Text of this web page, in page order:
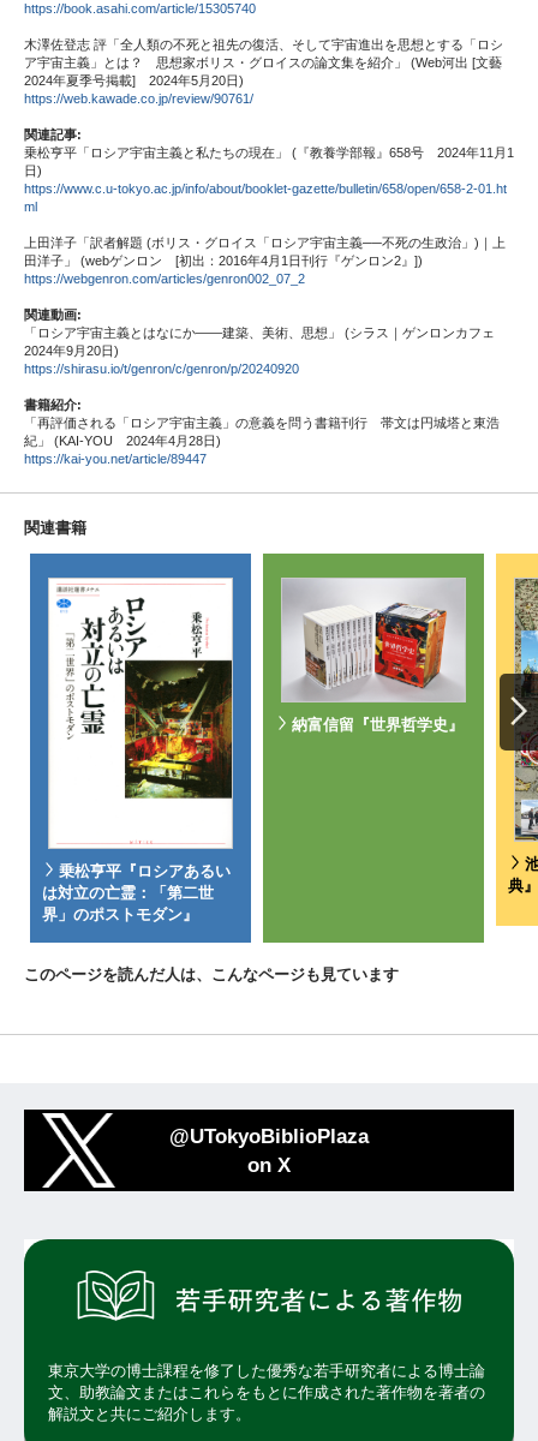
https://book.asahi.com/article/15305740
木澤佐登志 評「全人類の不死と祖先の復活、そして宇宙進出を思想とする「ロシ
ア宇宙主義」とは？ 思想家ボリス・グロイスの論文集を紹介」 (Web河出 [文藝
2024年夏季号掲載] 2024年5月20日)
https://web.kawade.co.jp/review/90761/
関連記事:
乗松亨平「ロシア宇宙主義と私たちの現在」 (『教養学部報』658号 2024年11月1
日)
https://www.c.u-tokyo.ac.jp/info/about/booklet-gazette/bulletin/658/open/658-2-01.ht
ml
上田洋子「訳者解題 (ボリス・グロイス「ロシア宇宙主義──不死の生政治」)｜上
田洋子」 (webゲンロン [初出：2016年4月1日刊行『ゲンロン2』])
https://webgenron.com/articles/genron002_07_2
関連動画:
「ロシア宇宙主義とはなにか――建築、美術、思想」 (シラス｜ゲンロンカフェ
2024年9月20日)
https://shirasu.io/t/genron/c/genron/p/20240920
書籍紹介:
「再評価される「ロシア宇宙主義」の意義を問う書籍刊行 帯文は円城塔と東浩
紀」 (KAI-YOU 2024年4月28日)
https://kai-you.net/article/89447
関連書籍
乗松亨平『ロシアあるい
は対立の亡霊：「第二世
界」のポストモダン』
納富信留『世界哲学史』
典』
このページを読んだ人は、こんなページも見ています
@UTokyoBiblioPlaza
on X
東京大学の博士課程を修了した優秀な若手研究者による博士論
文、助教論文またはこれらをもとに作成された著作物を著者の
解説文と共にご紹介します。